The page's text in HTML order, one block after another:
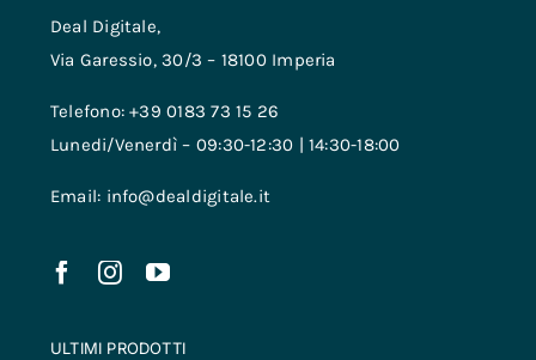
Deal Digitale,
Via Garessio, 30/3 – 18100 Imperia
Telefono: +39 0183 73 15 26
Lunedi/Venerdì – 09:30-12:30 | 14:30-18:00
Email: info@dealdigitale.it
ULTIMI PRODOTTI